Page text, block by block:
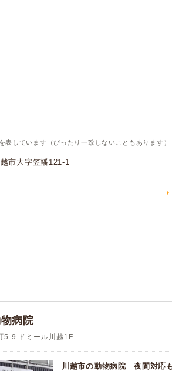
しています（ぴったり一致しないこともあります）
市大字笠幡121-1
病院
5-9 ドミール川越1F
川越市の動物病院 夜間対応